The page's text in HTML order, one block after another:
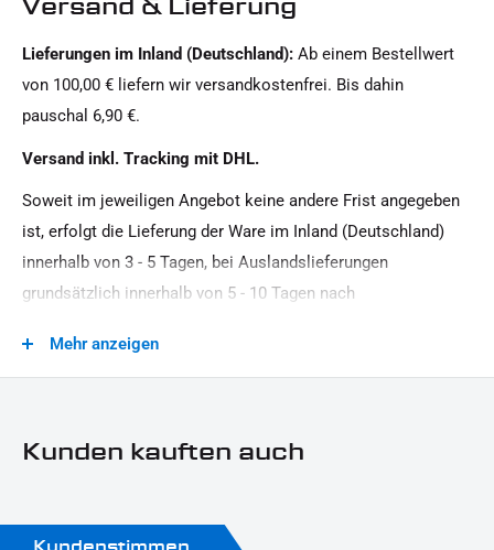
Oberfläche:
Lieferungen im Inland (Deutschland): Ab einem Bestellwert
von 100,00 € liefern wir versandkostenfrei. Bis dahin
pauschal 6,90 €.
Versand inkl. Tracking mit DHL.
Soweit im jeweiligen Angebot keine andere Frist angegeben
ist, erfolgt die Lieferung der Ware im Inland (Deutschland)
innerhalb von 3 - 5 Tagen, bei Auslandslieferungen
grundsätzlich innerhalb von 5 - 10 Tagen nach
Zeitpunkt Ihrer Zahlungsanweisung).Beachten Sie, dass an
Mehr anzeigen
Kunden kauften auch